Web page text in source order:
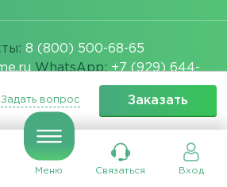
Меню Связаться Вход
Заказать
Задать вопрос
8 (800) 500-68-65
WhatsApp:+7 (929) 644-